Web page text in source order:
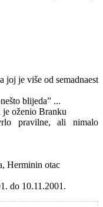
joj je više od semadnaest
blijeda” ...
oženio Branku
pravilne, ali nimalo
Herminin otac
do 10.11.2001.